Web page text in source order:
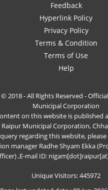
Feedback
Hyperlink Policy
Privacy Policy
Terms & Condition
Terms of Use
Help
2018 - All Rights Reserved -
Municipal Corporation
on this website is published
Raipur Municipal Corporation,
regarding this website,
manager Radhe Shyam Ekka
,E-mail ID:
Unique Visitors: 445972